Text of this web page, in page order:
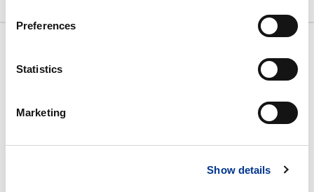
Preferences
Statistics
Marketing
Show details
Musta kansi Vileda Iris 50 L pyöreään jäteastiaan. Jäteastia
Linkit ja ladattavat sisällöt